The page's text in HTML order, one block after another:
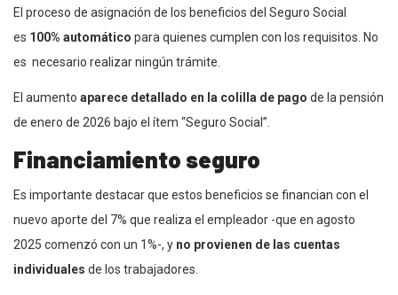
El proceso de asignación de los beneficios del Seguro Social
es 100% automático para quienes cumplen con los requisitos. No
es necesario realizar ningún trámite.
El aumento aparece detallado en la colilla de pago de la pensión
de enero de 2026 bajo el ítem “Seguro Social”.
Financiamiento seguro
Es importante destacar que estos beneficios se financian con el
nuevo aporte del 7% que realiza el empleador -que en agosto
2025 comenzó con un 1%-, y no provienen de las cuentas
individuales de los trabajadores.